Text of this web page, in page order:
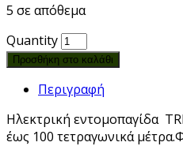
5 σε απόθεμα
Quantity
Προσθήκη στο καλάθι
Περιγραφή
Ηλεκτρική εντομοπαγίδα
έως 100 τετραγωνικά